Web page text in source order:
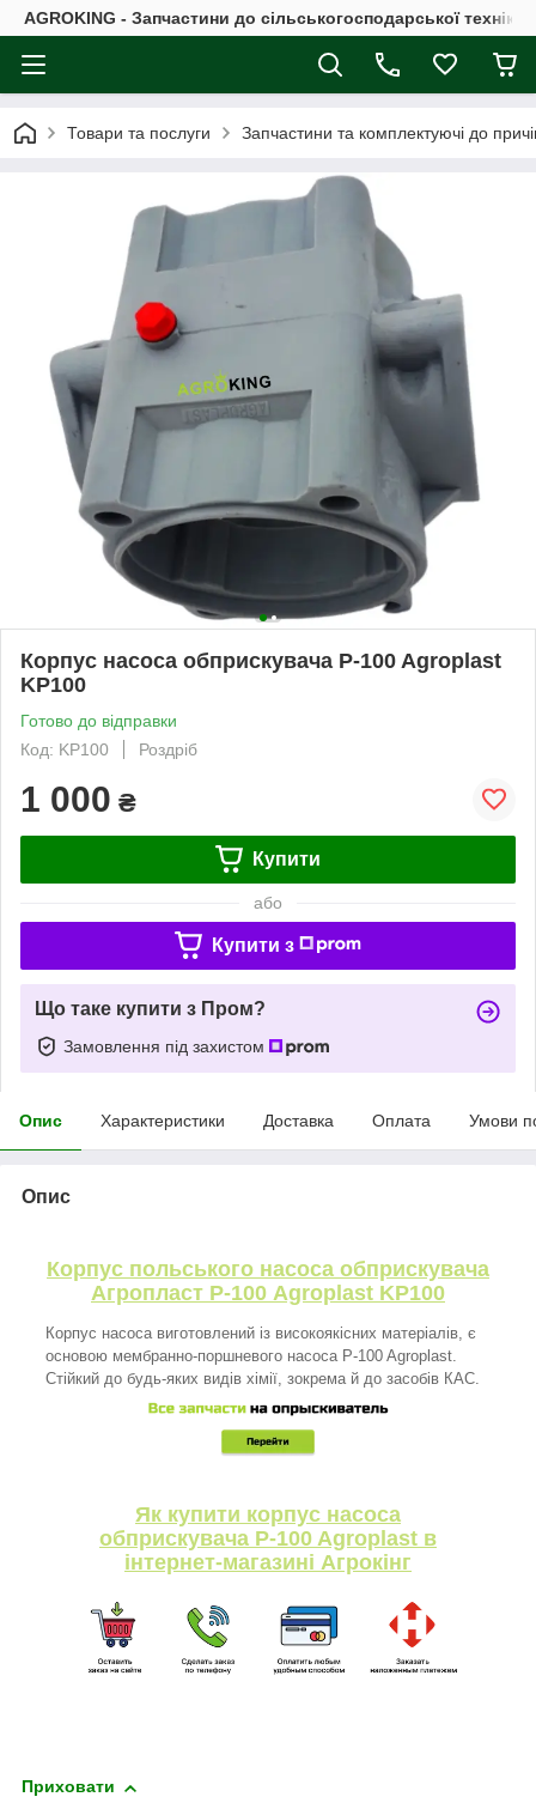
AGROKING - Запчастини до сільськогосподарської
Товари та послуги Запчастини та комплектуючі до
Корпус насоса обприскувача P-100 Agroplast
KP100
Готово до відправки
Код: KP100
Роздріб
1 000 ₴
Купити
або
Купити з
Що таке купити з Пром?
Замовлення під захистом
Опис Характеристики Доставка Оплата Умови
Опис
Корпус польського насоса обприскувача
Агропласт Р-100 Agroplast KP100
Корпус насоса виготовлений із високоякісних матеріалів, є
основою мембранно-поршневого насоса P-100 Agroplast.
Стійкий до будь-яких видів хімії, зокрема й до засобів КАС.
Як купити корпус насоса
обприскувача P-100 Agroplast в
інтернет-магазині Агрокінг
Приховати